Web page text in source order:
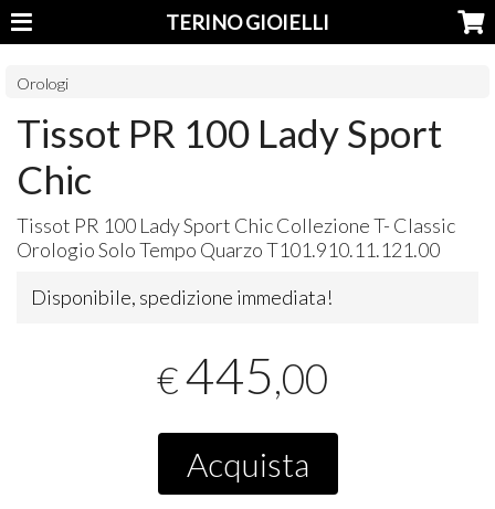
TERINO GIOIELLI
Orologi
Tissot PR 100 Lady Sport
Chic
Tissot PR 100 Lady Sport Chic Collezione T- Classic
Orologio Solo Tempo Quarzo T101.910.11.121.00
Disponibile, spedizione immediata!
€445,00
Acquista